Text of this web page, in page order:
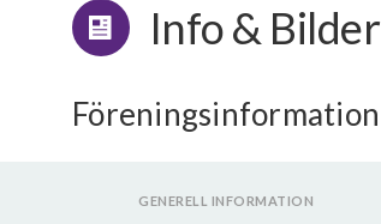
Info & Bilder
Föreningsinformation
GENERELL INFORMATION